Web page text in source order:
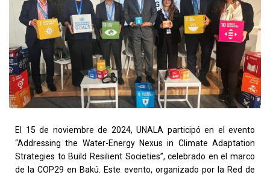
El 15 de noviembre de 2024, UNALA participó en el evento
“Addressing the Water-Energy Nexus in Climate Adaptation
Strategies to Build Resilient Societies”, celebrado en el marco
de la COP29 en Bakú. Este evento, organizado por la Red de